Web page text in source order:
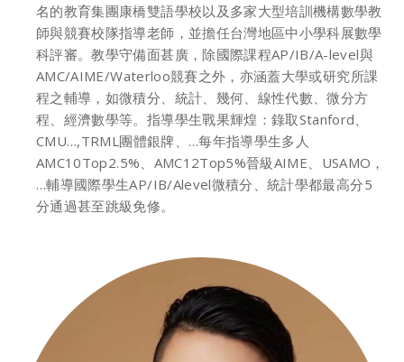
名的教育集團康橋雙語學校以及多家大型培訓機構數學教
師與競賽校隊指導老師，並擔任台灣地區中小學科展數學
科評審。教學守備面甚廣，除國際課程AP/IB/A-level與
AMC/AIME/Waterloo競賽之外，亦涵蓋大學或研究所課
程之輔導，如微積分、統計、幾何、線性代數、微分方
程、經濟數學等。指導學生戰果輝煌：錄取Stanford、
CMU…,TRML團體銀牌、…每年指導學生多人
AMC10Top2.5%、AMC12Top5%晉級AIME、USAMO，
…輔導國際學生AP/IB/Alevel微積分、統計學都最高分5
分通過甚至跳級免修。